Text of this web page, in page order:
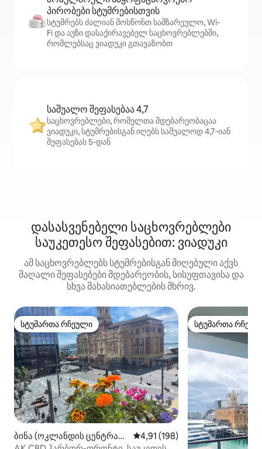
პირობები სტუმრებისთვის
სტუმრებს ძალიან მოსწონთ სამზარეულო, Wi-
Fi და აუზი დასაქირავებელ საცხოვრებლებში,
რომლებსაც ვიადუკი გთავაზობთ
საშუალო შეფასებაა 4,7
საცხოვრებლები, რომელთა მდებარეობაცაა
ვიადუკი, სტუმრებისგან იღებს საშუალოდ 4,7‑იან
შეფასებას 5‑დან
დასასვენებელი საცხოვრებლები
საუკეთესო შეფასებით: ვიადუკი
ამ საცხოვრებლებს სტუმრებისგან მიღებული აქვს
მაღალი შეფასებები მდებარეობის, სისუფთავისა და
სხვა მახასიათებლების მხრივ.
სტუმართა რჩეული
სტუმართა რჩეული
ბინა (ოკლანდის ცენტრალ
საშუალო შეფასებაა 5‑დან
4,91 (198)
სტუმართა
სტუმართა